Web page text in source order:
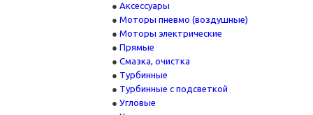
Аксессуары
Моторы пневмо (воздушные)
Моторы электрические
Прямые
Смазка, очистка
Турбинные
Турбинные с подсветкой
Угловые